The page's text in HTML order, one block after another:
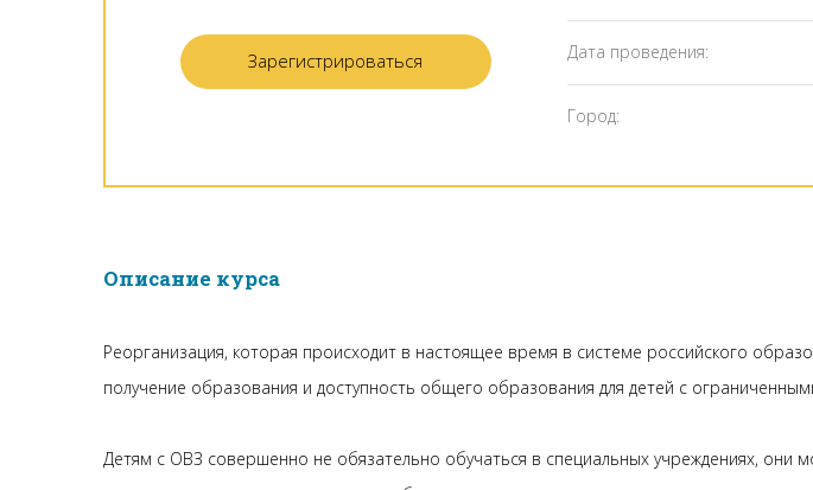
Зарегистрироваться Дата проведения:
Город:
Описание курса
Реорганизация, которая происходит в настоящее время в системе российского
получение образования и доступность общего образования для детей с
Детям с ОВЗ совершенно не обязательно обучаться в специальных учреждениях,